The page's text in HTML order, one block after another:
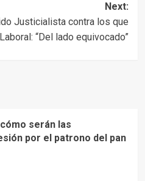
Next:
Justicialista contra los que
“Del lado equivocado”
serán las
por el patrono del pan